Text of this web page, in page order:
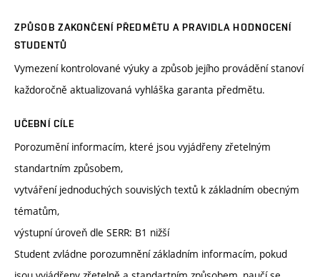
ZPŮSOB ZAKONČENÍ PŘEDMĚTU A PRAVIDLA HODNOCENÍ
STUDENTŮ
Vymezení kontrolované výuky a způsob jejího provádění stanoví
každoročně aktualizovaná vyhláška garanta předmětu.
UČEBNÍ CÍLE
Porozumění informacím, které jsou vyjádřeny zřetelným
standartním způsobem,
vytváření jednoduchých souvislých textů k základním obecným
tématům,
výstupní úroveň dle SERR: B1 nižší
Student zvládne porozumnění základním informacím, pokud